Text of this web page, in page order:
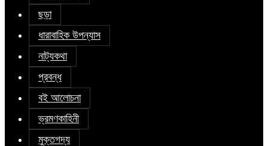
ছড়া
ধারাবাহিক উপন্যাস
নাট্যকথা
প্রবন্ধ
বই আলোচনা
ভ্রমণকাহিনী
মুক্তগদ্য